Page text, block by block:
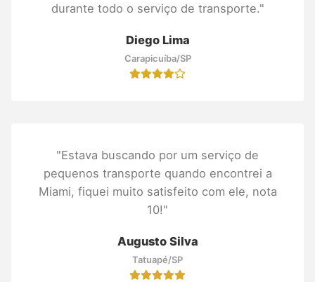
durante todo o serviço de transporte."
Diego Lima
Carapicuíba/SP
"Estava buscando por um serviço de
pequenos transporte quando encontrei a
Miami, fiquei muito satisfeito com ele, nota
10!"
Augusto Silva
Tatuapé/SP